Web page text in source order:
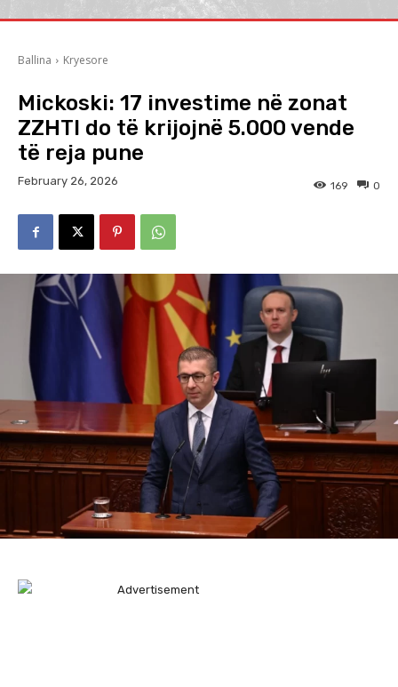
Ballina Kryesore
Mickoski: 17 investime në zonat
ZZHTI do të krijojnë 5.000 vende
të reja pune
February 26, 2026 0
169